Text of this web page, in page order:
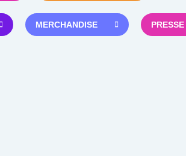
MERCHANDISE PRESSE